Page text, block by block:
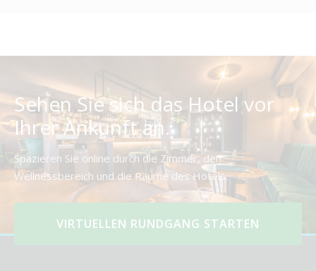
Sehen Sie sich das Hotel vor
Ihrer Ankunft an.
Spazieren Sie online durch die Zimmer, den
Wellnessbereich und die Räume des Hotels.
VIRTUELLEN RUNDGANG STARTEN